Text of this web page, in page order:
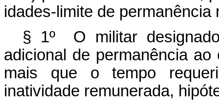
idades-limite de
§ 1º O militar
adicional de permanência
mais que o tempo
inatividade remunerada,